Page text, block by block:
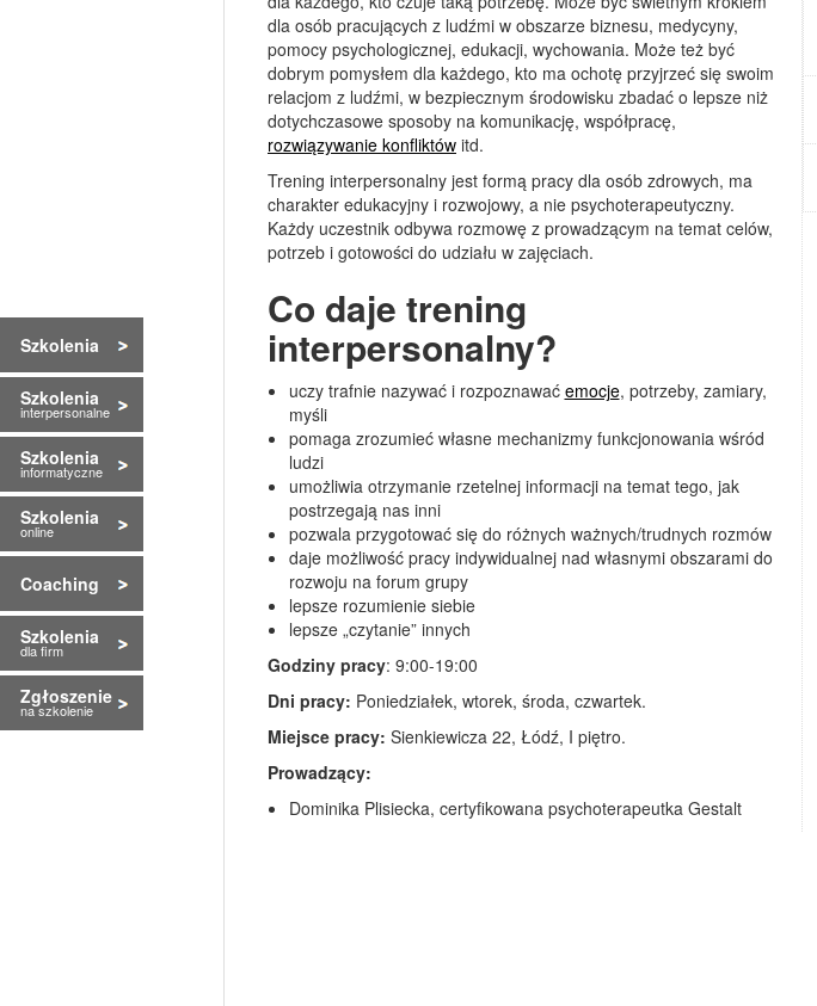
dla osób pracujących z ludźmi w obszarze biznesu, medycyny,
pomocy psychologicznej, edukacji, wychowania. Może też być
dobrym pomysłem dla każdego, kto ma ochotę przyjrzeć się swoim
relacjom z ludźmi, w bezpiecznym środowisku zbadać o lepsze niż
dotychczasowe sposoby na komunikację, współpracę,
rozwiązywanie konfliktów itd.
Trening interpersonalny jest formą pracy dla osób zdrowych, ma
charakter edukacyjny i rozwojowy, a nie psychoterapeutyczny.
Każdy uczestnik odbywa rozmowę z prowadzącym na temat celów,
potrzeb i gotowości do udziału w zajęciach.
Co daje trening
interpersonalny?
uczy trafnie nazywać i rozpoznawać emocje, potrzeby, zamiary,
myśli
pomaga zrozumieć własne mechanizmy funkcjonowania wśród
ludzi
umożliwia otrzymanie rzetelnej informacji na temat tego, jak
postrzegają nas inni
pozwala przygotować się do różnych ważnych/trudnych rozmów
daje możliwość pracy indywidualnej nad własnymi obszarami do
rozwoju na forum grupy
lepsze rozumienie siebie
lepsze „czytanie” innych
Godziny pracy: 9:00-19:00
Dni pracy: Poniedziałek, wtorek, środa, czwartek.
Miejsce pracy: Sienkiewicza 22, Łódź, I piętro.
Prowadzący:
Dominika Plisiecka, certyfikowana psychoterapeutka Gestalt
Szkolenia
Szkolenia
interpersonalne
Szkolenia
informatyczne
Szkolenia
online
Coaching
Szkolenia
dla firm
Zgłoszenie
na szkolenie